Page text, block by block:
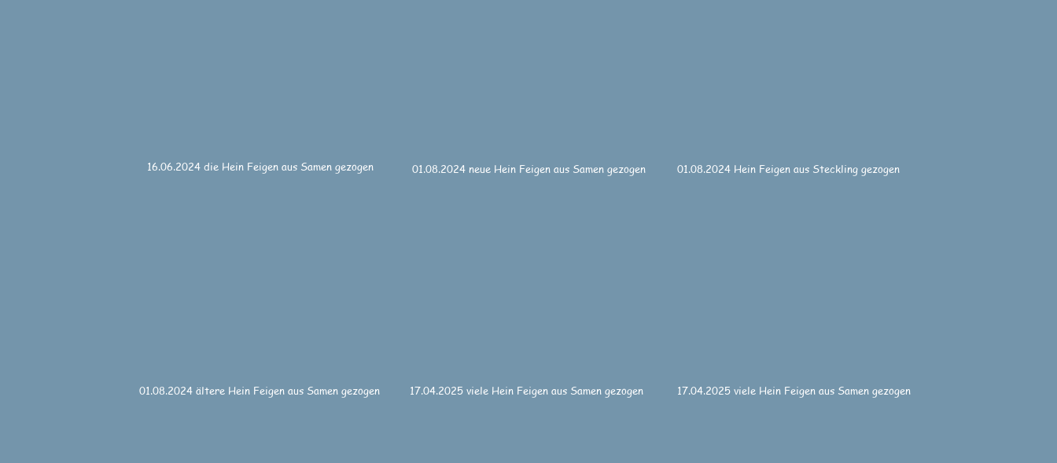
16.06.2024 die Hein Feigen aus Samen gezogen 01.08.2024 neue Hein Feigen aus Samen gezogen 01.08.2024 Hein Feigen aus Steckling gezogen
01.08.2024 ältere Hein Feigen aus Samen gezogen 17.04.2025 viele Hein Feigen aus Samen gezogen 17.04.2025 viele Hein Feigen aus Samen gezogen